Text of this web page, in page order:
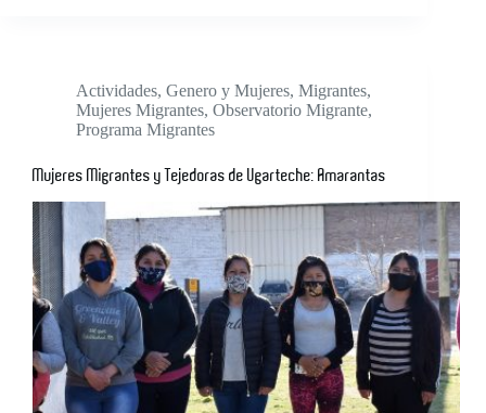
Actividades, Genero y Mujeres, Migrantes,
Mujeres Migrantes, Observatorio Migrante,
Programa Migrantes
Mujeres Migrantes y Tejedoras de Ugarteche: Amarantas